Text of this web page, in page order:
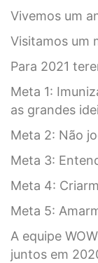
Vivemos um
Visitamos um
Para 2021
Meta 1:
as grandes
Meta 2: Não
Meta 3:
Meta 4:
Meta 5:
A equipe
juntos em